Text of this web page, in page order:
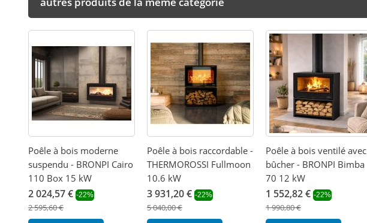
Poêle à bois moderne
suspendu - BRONPI Cairo
110 Box 15 kW
2 024,57 € -22%
2 595,60 €
Poêle à bois raccordable -
THERMOROSSI Fullmoon
10.6 kW
3 931,20 € -22%
5 040,00 €
Poêle à bois ventilé avec
bûcher - BRONPI Bimba
70 12 kW
1 552,82 € -22%
1 990,80 €